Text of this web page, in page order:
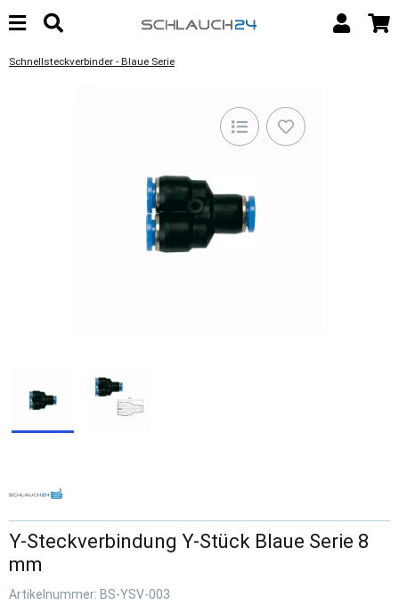
Schnellsteckverbinder - Blaue Serie
Y-Steckverbindung Y-Stück Blaue Serie 8
mm
Artikelnummer: BS-YSV-003